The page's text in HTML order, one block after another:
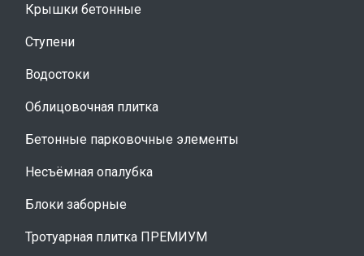
Крышки бетонные
Ступени
Водостоки
Облицовочная плитка
Бетонные парковочные элементы
Несъёмная опалубка
Блоки заборные
Тротуарная плитка ПРЕМИУМ